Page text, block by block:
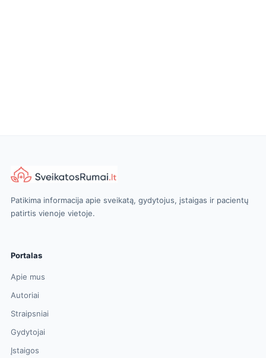
Patikima informacija apie sveikatą, gydytojus, įstaigas ir pacientų
patirtis vienoje vietoje.
Portalas
Apie mus
Autoriai
Straipsniai
Gydytojai
Įstaigos